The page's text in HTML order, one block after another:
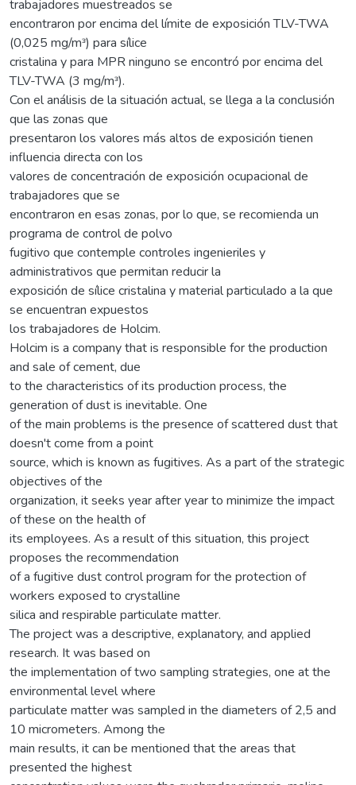
trabajadores muestreados se
encontraron por encima del límite de exposición TLV-TWA
(0,025 mg/mᵌ) para sílice
cristalina y para MPR ninguno se encontró por encima del
TLV-TWA (3 mg/mᵌ).
Con el análisis de la situación actual, se llega a la conclusión
que las zonas que
presentaron los valores más altos de exposición tienen
influencia directa con los
valores de concentración de exposición ocupacional de
trabajadores que se
encontraron en esas zonas, por lo que, se recomienda un
programa de control de polvo
fugitivo que contemple controles ingenieriles y
administrativos que permitan reducir la
exposición de sílice cristalina y material particulado a la que
se encuentran expuestos
los trabajadores de Holcim.
Holcim is a company that is responsible for the production
and sale of cement, due
to the characteristics of its production process, the
generation of dust is inevitable. One
of the main problems is the presence of scattered dust that
doesn't come from a point
source, which is known as fugitives. As a part of the strategic
objectives of the
organization, it seeks year after year to minimize the impact
of these on the health of
its employees. As a result of this situation, this project
proposes the recommendation
of a fugitive dust control program for the protection of
workers exposed to crystalline
silica and respirable particulate matter.
The project was a descriptive, explanatory, and applied
research. It was based on
the implementation of two sampling strategies, one at the
environmental level where
particulate matter was sampled in the diameters of 2,5 and
10 micrometers. Among the
main results, it can be mentioned that the areas that
presented the highest